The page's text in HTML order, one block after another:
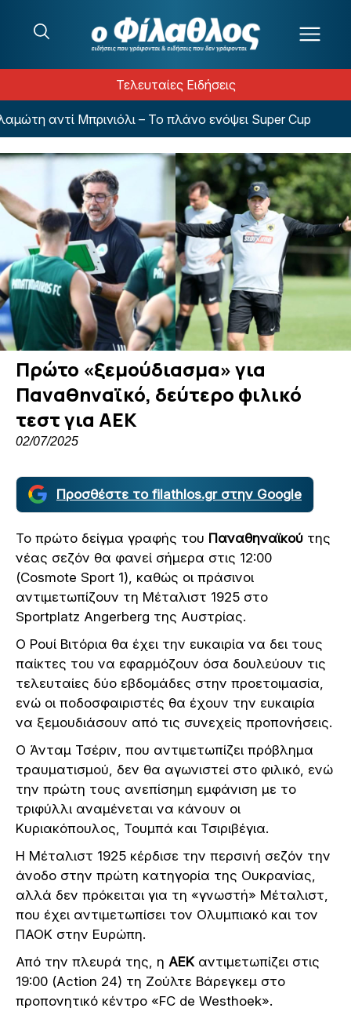
Τελευταίες Ειδήσεις
αντί Μπρινιόλι – Το πλάνο ενόψει Super Cup
Πρώτο «ξεμούδιασμα» για
Παναθηναϊκό, δεύτερο φιλικό
τεστ για ΑΕΚ
02/07/2025
Προσθέστε το filathlos.gr στην Google
Το πρώτο δείγμα γραφής του Παναθηναϊκού της
νέας σεζόν θα φανεί σήμερα στις 12:00
(Cosmote Sport 1), καθώς οι πράσινοι
αντιμετωπίζουν τη Μέταλιστ 1925 στο
Sportplatz Angerberg της Αυστρίας.
Ο Ρουί Βιτόρια θα έχει την ευκαιρία να δει τους
παίκτες του να εφαρμόζουν όσα δουλεύουν τις
τελευταίες δύο εβδομάδες στην προετοιμασία,
ενώ οι ποδοσφαιριστές θα έχουν την ευκαιρία
να ξεμουδιάσουν από τις συνεχείς προπονήσεις.
Ο Άνταμ Τσέριν, που αντιμετωπίζει πρόβλημα
τραυματισμού, δεν θα αγωνιστεί στο φιλικό, ενώ
την πρώτη τους ανεπίσημη εμφάνιση με το
τριφύλλι αναμένεται να κάνουν οι
Κυριακόπουλος, Τουμπά και Τσιριβέγια.
Η Μέταλιστ 1925 κέρδισε την περσινή σεζόν την
άνοδο στην πρώτη κατηγορία της Ουκρανίας,
αλλά δεν πρόκειται για τη «γνωστή» Μέταλιστ,
που έχει αντιμετωπίσει τον Ολυμπιακό και τον
ΠΑΟΚ στην Ευρώπη.
Από την πλευρά της, η ΑΕΚαντιμετωπίζει στις
19:00 (Action 24) τη Ζούλτε Βάρεγκεμ στο
προπονητικό κέντρο «FC de Westhoek».